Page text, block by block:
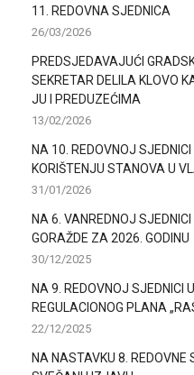
11. REDOVNA SJEDNICA
26/03/2026
PREDSJEDAVAJUĆI
SEKRETAR DELILA KLOVO
JU I PREDUZEĆIMA
13/02/2026
NA 10. REDOVNOJ
KORIŠTENJU STANOVA U
31/01/2026
NA 6. VANREDNOJ
GORAŽDE ZA 2026. GODINU
30/12/2025
NA 9. REDOVNOJ SJEDNICI
REGULACIONOG PLANA
22/12/2025
NA NASTAVKU 8. REDOVNE